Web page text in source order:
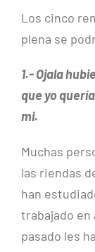
Los cinco
plena se
1.- Ojala
que yo
mi.
Muchas
las riendas
han
trabajado en
pasado les